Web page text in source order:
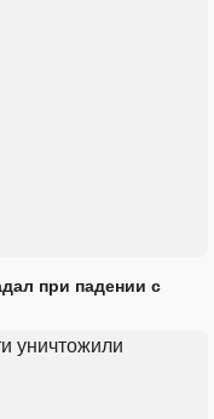
при падении с